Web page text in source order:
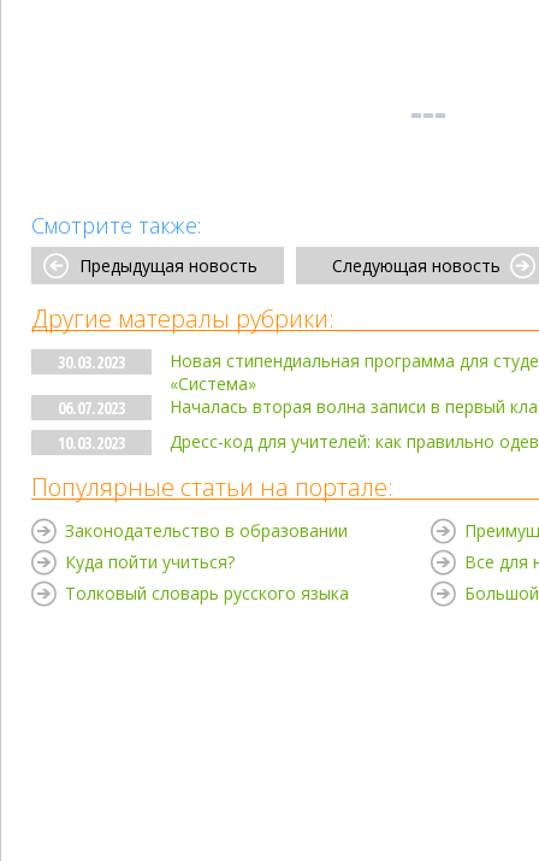
Смотрите также:
Предыдущая новость Следующая новость
Другие матералы рубрики:
30.03.2023
Новая стипендиальная программа для
«Система»
06.07.2023
Началась вторая волна записи в первый
10.03.2023
Дресс-код для учителей: как правильно
Популярные статьи на портале:
Законодательство в образовании
Куда пойти учиться?
Толковый словарь русского языка
Все для
Большой